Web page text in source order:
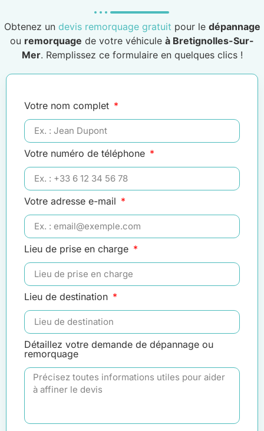
Obtenez un devis remorquage gratuit pour le dépannage
ou remorquage de votre véhicule à Bretignolles-Sur-
Mer. Remplissez ce formulaire en quelques clics !
Votre nom complet
Votre numéro de téléphone
Votre adresse e-mail
Lieu de prise en charge
Lieu de destination
Détaillez votre demande de dépannage ou
remorquage